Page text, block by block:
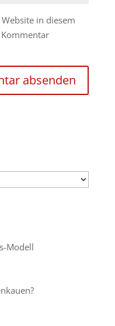
in diesem
Modell